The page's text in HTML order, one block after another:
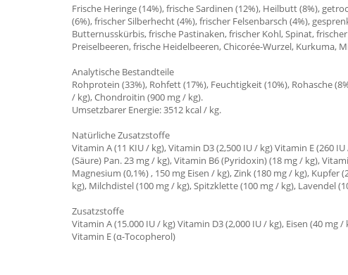
Frische Heringe (14%), frische Sardinen (12%), Heilbutt (8%),
(6%), frischer Silberhecht (4%), frischer Felsenbarsch (4%),
Butternusskürbis, frische Pastinaken, frischer Kohl, Spinat,
Preiselbeeren, frische Heidelbeeren, Chicorée-Wurzel, Kurkuma,
Analytische Bestandteile
Rohprotein (33%), Rohfett (17%), Feuchtigkeit (10%), Rohasche
/ kg), Chondroitin (900 mg / kg).
Umsetzbarer Energie: 3512 kcal / kg.
Natürliche Zusatzstoffe
Vitamin A (11 KIU / kg), Vitamin D3 (2,500 IU / kg) Vitamin E (260
(Säure) Pan. 23 mg / kg), Vitamin B6 (Pyridoxin) (18 mg / kg),
Magnesium (0,1%) , 150 mg Eisen / kg), Zink (180 mg / kg),
kg), Milchdistel (100 mg / kg), Spitzklette (100 mg / kg), Lavendel
Zusatzstoffe
Vitamin A (15.000 IU / kg) Vitamin D3 (2,000 IU / kg), Eisen (40
Vitamin E (α-Tocopherol)